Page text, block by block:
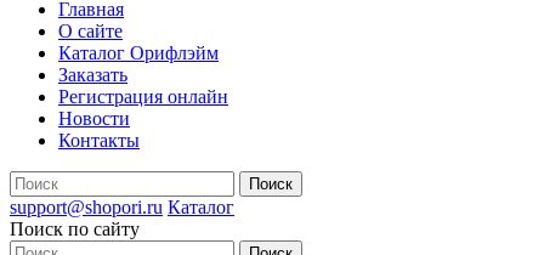
Главная
О сайте
Каталог Орифлэйм
Заказать
Регистрация онлайн
Новости
Контакты
support@shopori.ru Каталог
Поиск по сайту